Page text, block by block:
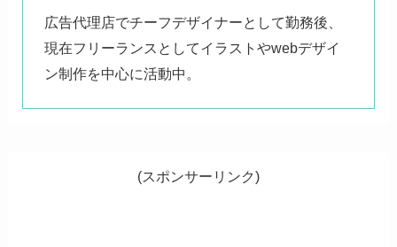
広告代理店でチーフデザイナーとして勤務後、
現在フリーランスとしてイラストやwebデザイ
ン制作を中心に活動中。
(スポンサーリンク)